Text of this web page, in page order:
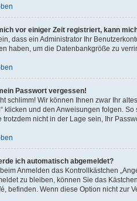
vor einiger Zeit registriert, kann
dass ein Administrator Ihr
haben, um die Datenbankgröße zu
Passwort vergessen!
schlimm! Wir können Ihnen zwar Ihr
klicken und den Anweisungen folgen.
trotzdem nicht in der Lage sein, Ihr
ich automatisch abgemeldet?
Anmelden das Kontrollkästchen
zu bleiben, können Sie das
befinden. Wenn diese Option nicht zur